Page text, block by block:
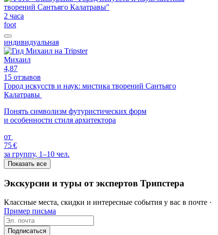
2 часа
foot
индивидуальная
Михаил
4,87
15 отзывов
Город искусств и наук: мистика творений Сантьяго
Калатравы
Понять символизм футуристических форм
и особенности стиля архитектора
от
75 €
за группу, 1–10 чел.
Показать все
Экскурсии и туры от экспертов Трипстера
Классные места, скидки и интересные события у вас в почте ·
Пример письма
Подписаться